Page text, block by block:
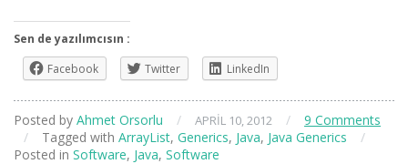
Sen de yazılımcısın :
Facebook
Twitter LinkedIn
Posted by Ahmet Orsorlu / APRIL 10, 2012 /
9 Comments
/
Tagged with ArrayList, Generics, Java, Java Generics
/
Posted in Software, Java, Software